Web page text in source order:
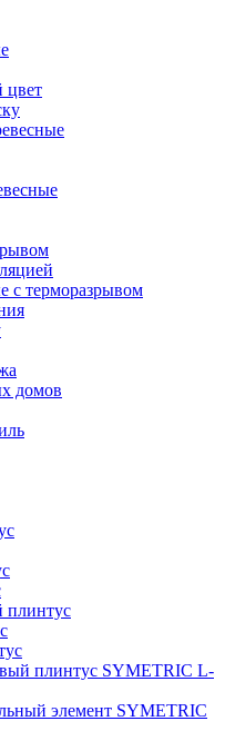
цвет
с терморазрывом
домов
плинтус SYMETRIC L-
элемент SYMETRIC